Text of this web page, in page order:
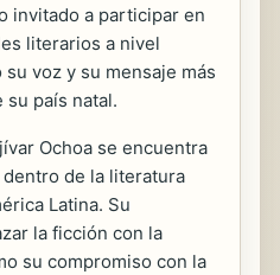
invitado a participar en
literarios a nivel
voz y su mensaje más
su país natal.
Ochoa se encuentra
de la literatura
Latina. Su
la ficción con la
su compromiso con la